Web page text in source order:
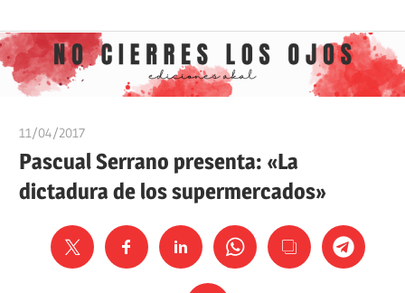
al
contenido
No
cierres
los
ojos
Akal
11/04/2017
Pascual Serrano presenta: «La
dictadura de los supermercados»